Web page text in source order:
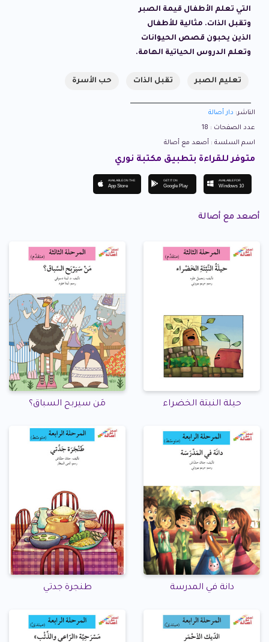
التي تعلم الأطفال قيمة الصبر
وتقبل الذات. مثالية للأطفال
الذين يحبون قصص الحيوانات
وتعلم الدروس الحياتية الهامة.
تعليم الصبر تقبل الذات حب الأسرة
الناشر: دار أصالة
عدد الصفحات : 18
اسم السلسة : أصعد مع أصالة
متوفر للقراءة بتطبيق مكتبة نوري
AVAILABLE ON THE
App Store
GET IT ON
Google Play
AVAILABLE FOR
Windows 10
أصعد مع أصالة
حيلة النبتة الخضراء مَن سيربح السباق؟
دانة في المدرسة طنجرة جدتي